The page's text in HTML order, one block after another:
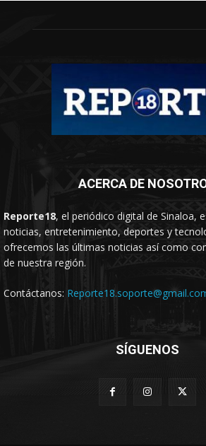
ACERCA DE
Reporte18, el periódico digital de Sinaloa,
noticias, entretenimiento, deportes y
ofrecemos las últimas noticias así como
de nuestra región.
Contáctanos:
SÍGUENOS